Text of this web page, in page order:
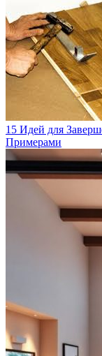
15 Идей для
Примерами